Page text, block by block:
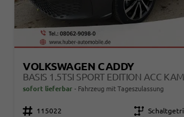
VOLKSWAGEN CADDY
BASIS 1.5TSI SPORT EDITION ACC
sofort lieferbar Fahrzeug mit Tageszulassung
Fahrzeugnr. 115022 Getriebe